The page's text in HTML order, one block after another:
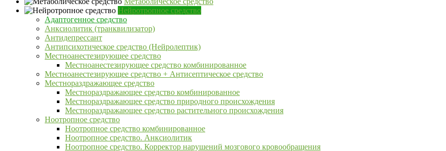
Нейротропное средство
Адаптогенное средство
Анксиолитик (транквилизатор)
Антидепрессант
Антипсихотическое средство (Нейролептик)
Местноанестезирующее средство
Местноанестезирующее средство комбинированное
Местноанестезирующее средство + Антисептическое средство
Местнораздражающее средство
Местнораздражающее средство комбинированное
Местнораздражающее средство природного происхождения
Местнораздражающее средство растительного происхождения
Ноотропное средство
Ноотропное средство комбинированное
Ноотропное средство. Анксиолитик
Ноотропное средство. Корректор нарушений мозгового кровообращения